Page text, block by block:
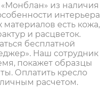
из наличия
интерьера
есть кожа,
и расцветок.
бесплатной
Наш сотрудник
покажет образцы
Оплатить кресло
расчетом.